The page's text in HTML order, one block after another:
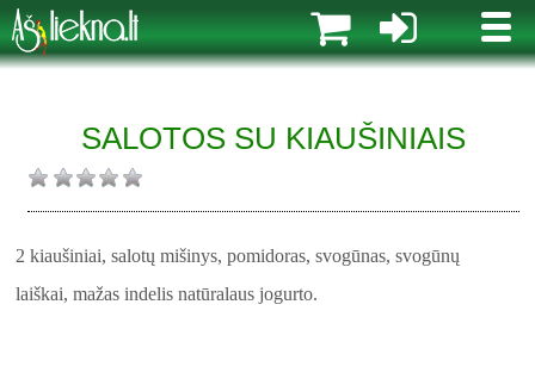
MENIU
SALOTOS SU KIAUŠINIAIS
2 kiaušiniai, salotų mišinys, pomidoras, svogūnas, svogūnų
laiškai,mažas indelis natūralaus jogurto.